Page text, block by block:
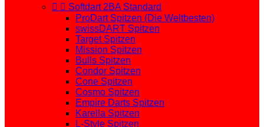
  Softdart 2BA Standard
ProDart Spitzen (Die Weltbesten)
swissDART Spitzen
Target Spitzen
Mission Spitzen
Bulls Spitzen
Condor Spitzen
Cone Spitzen
Cosmo Spitzen
Empire Darts Spitzen
Karella Spitzen
L-Style Spitzen